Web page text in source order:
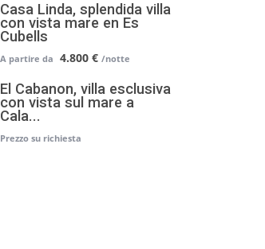
Casa Linda, splendida villa
con vista mare en Es
Cubells
4.800 €
El Cabanon, villa esclusiva
con vista sul mare a
Cala...